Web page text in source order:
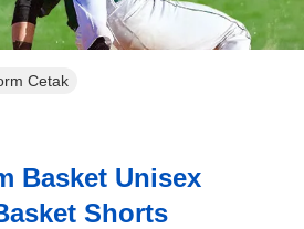
Cetak
Basket Unisex
Shorts